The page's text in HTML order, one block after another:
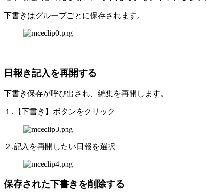
下書きはグループごとに保存されます。
日報き記入を再開する
下書き保存が呼び出され、編集を再開します。
１.【下書き】ボタンをクリック
２.記入を再開したい日報を選択
保存された下書きを削除する